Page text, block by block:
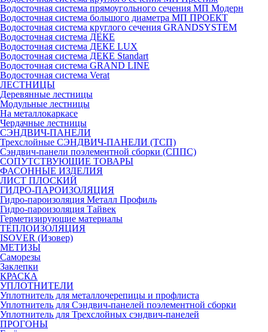
Водосточная система прямоугольного сечения МП Модерн
Водосточная система большого диаметра МП ПРОЕКТ
Водосточная система круглого сечения GRANDSYSTEM
Водосточная система ДЕКЕ
Водосточная система ДЕКЕ LUX
Водосточная система ДЕКЕ Standart
Водосточная система GRAND LINE
Водосточная система Verat
ЛЕСТНИЦЫ
Деревянные лестницы
Модульные лестницы
На металлокаркасе
Чердачные лестницы
СЭНДВИЧ-ПАНЕЛИ
Трехслойные СЭНДВИЧ-ПАНЕЛИ (ТСП)
Сэндвич-панели поэлементной сборки (СППС)
СОПУТСТВУЮЩИЕ ТОВАРЫ
ФАСОННЫЕ ИЗДЕЛИЯ
ЛИСТ ПЛОСКИЙ
ГИДРО-ПАРОИЗОЛЯЦИЯ
Гидро-пароизоляция Металл Профиль
Гидро-пароизоляция Тайвек
Герметизирующие материалы
ТЕПЛОИЗОЛЯЦИЯ
ISOVER (Изовер)
МЕТИЗЫ
Саморезы
Заклепки
КРАСКА
УПЛОТНИТЕЛИ
Уплотнитель для металлочерепицы и профлиста
Уплотнитель для Сэндвич-панелей поэлементной сборки
Уплотнитель для Трехслойных сэндвич-панелей
ПРОГОНЫ